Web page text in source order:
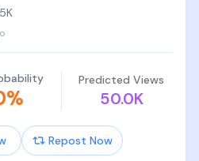
可以买《Thinking in Java》
着学Java和C++这两本书；
党哥都买了纸质版，党哥都没看
《Computer Systems A
》（CSAPP）
子，勤奋的像个浙江人。
%
Predicted Views
50.0K
Repost Now